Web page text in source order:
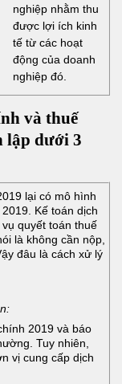
nghiệp nhằm thu
được lợi ích kinh
tế từ các hoạt
động của doanh
nghiệp đó.
và thuế
lập dưới 3
lại có mô hình
Kế toán dịch
quyết toán thuế
là không cần nộp,
đâu là cách xử lý
2019 và báo
Tuy nhiên,
vị cung cấp dịch